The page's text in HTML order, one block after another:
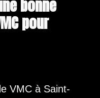
bonne
pour
VMC à Saint-